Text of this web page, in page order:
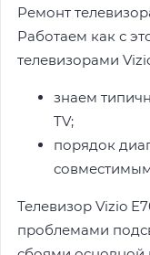
Ремонт
Работаем как с
телевизорами
знаем
TV;
порядок
Телевизор Vizio
проблемами